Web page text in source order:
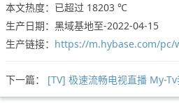
本文热度：已超过 18203 ℃
生产日期：黑域基地至-2022-04-15
生产链接： https://m.hybase.com/pc/
下一篇： [TV] 极速流畅电视直播 My-